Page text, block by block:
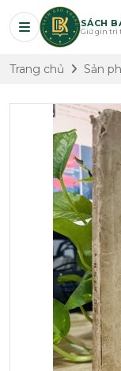
SÁCH
Giữ gìn tri
Trang chủ Sản